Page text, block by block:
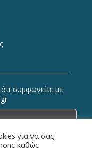
συμφωνείτε με
για να σας
καθώς